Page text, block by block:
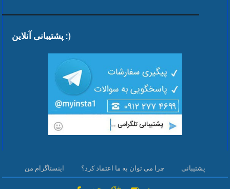
پشتیبانی آنلاین :)
اینستاگرام من چرا می توان به ما اعتماد کرد؟ پشتیبانی